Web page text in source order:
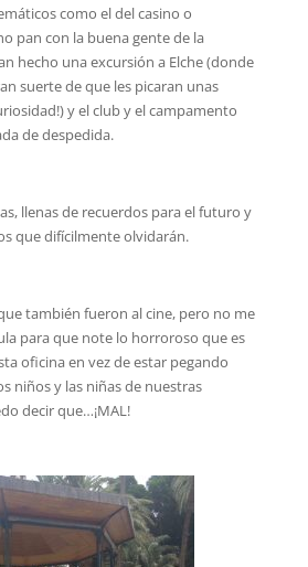
como el del casino o
pan con la buena gente de la
hecho una excursión a Elche (donde
suerte de que les picaran unas
y el club y el campamento
de despedida.
llenas de recuerdos para el futuro y
que difícilmente olvidarán.
también fueron al cine, pero no me
para que note lo horroroso que es
oficina en vez de estar pegando
niños y las niñas de nuestras
decir que…¡MAL!